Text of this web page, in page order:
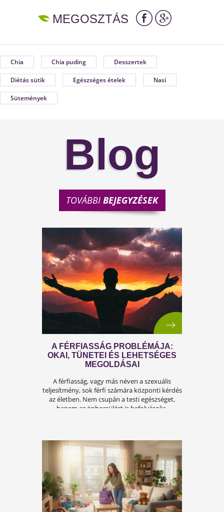
MEGOSZTÁS
Chia Chia puding Desszertek
Diétás sütik Egészséges ételek Nasi
Sütemények
Blog
TOVÁBBIBEJEGYZÉSEK